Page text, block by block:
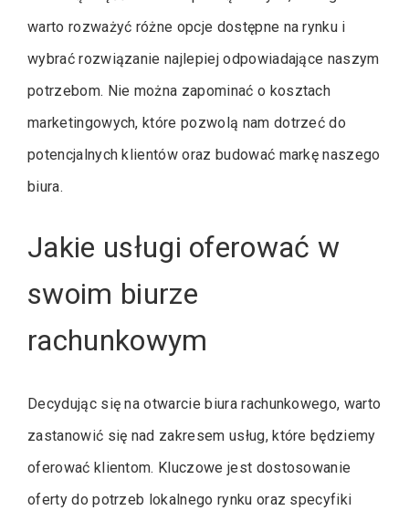
warto rozważyć różne opcje dostępne na rynku i
wybrać rozwiązanie najlepiej odpowiadające naszym
potrzebom. Nie można zapominać o kosztach
marketingowych, które pozwolą nam dotrzeć do
potencjalnych klientów oraz budować markę naszego
biura.
Jakie usługi oferować w
swoim biurze
rachunkowym
Decydując się na otwarcie biura rachunkowego, warto
zastanowić się nad zakresem usług, które będziemy
oferować klientom. Kluczowe jest dostosowanie
oferty do potrzeb lokalnego rynku oraz specyfiki